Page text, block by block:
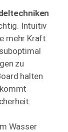
Intuitiv
mehr Kraft
zu
halten
kommt
Wasser